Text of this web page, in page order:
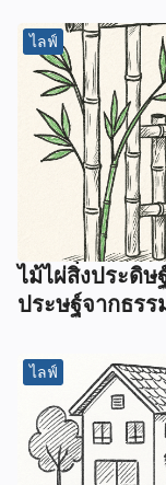
ไลฟ์
ไม้ไผ่สิ่งประดิ
ประษฐ์จากธร
ไลฟ์